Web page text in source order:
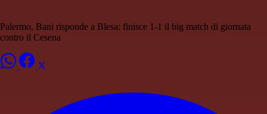
Palermo, Bani risponde a Blesa: finisce 1-1 il big match di giornata
contro il Cesena